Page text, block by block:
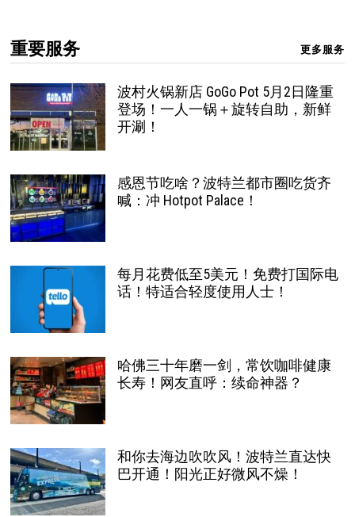
重要服务 更多服务
波村火锅新店 GoGo Pot 5月2日隆重
登场！一人一锅＋旋转自助，新鲜
开涮！
感恩节吃啥？波特兰都市圈吃货齐
喊：冲 Hotpot Palace！
每月花费低至5美元！免费打国际电
话！特适合轻度使用人士！
哈佛三十年磨一剑，常饮咖啡健康
长寿！网友直呼：续命神器？
和你去海边吹吹风！波特兰直达快
巴开通！阳光正好微风不燥！